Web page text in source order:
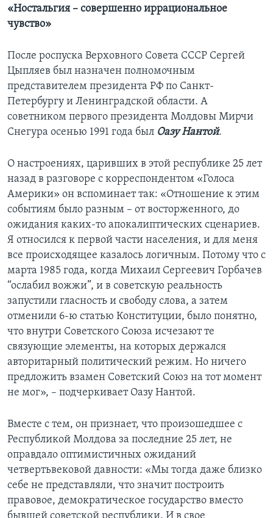
«Ностальгия – совершенно иррациональное
чувство»
После роспуска Верховного Совета СССР Сергей
Цыпляев был назначен полномочным
представителем президента РФ по Санкт-
Петербургу и Ленинградской области. А
советником первого президента Молдовы Мирчи
Снегура осенью 1991 года был Оазу Нантой.
О настроениях, царивших в этой республике 25 лет
назад в разговоре с корреспондентом «Голоса
Америки» он вспоминает так: «Отношение к этим
событиям было разным – от восторженного, до
ожидания каких-то апокалиптических сценариев.
Я относился к первой части населения, и для меня
все происходящее казалось логичным. Потому что с
марта 1985 года, когда Михаил Сергеевич Горбачев
“ослабил вожжи”, и в советскую реальность
запустили гласность и свободу слова, а затем
отменили 6-ю статью Конституции, было понятно,
что внутри Советского Союза исчезают те
связующие элементы, на которых держался
авторитарный политический режим. Но ничего
предложить взамен Советский Союз на тот момент
не мог», – подчеркивает Оазу Нантой.
Вместе с тем, он признает, что произошедшее с
Республикой Молдова за последние 25 лет, не
оправдало оптимистичных ожиданий
четвертьвековой давности: «Мы тогда даже близко
себе не представляли, что значит построить
правовое, демократическое государство вместо